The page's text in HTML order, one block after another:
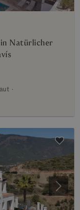
Natürlicher